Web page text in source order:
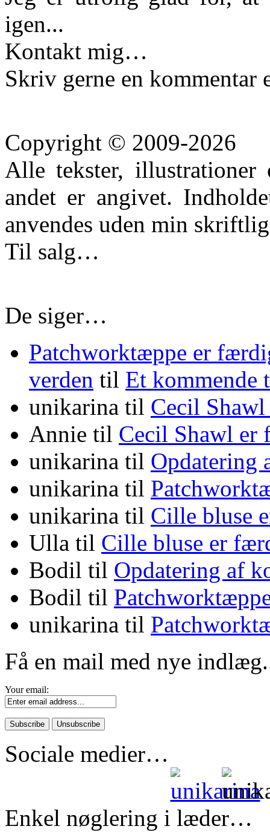
igen...
Kontakt mig…
Skriv gerne en kommentar
Copyright © 2009-2026
Alle tekster, illustrationer
andet er angivet.
anvendes uden min
Til salg…
De siger…
Patchworktæppe er
verden til Et
unikarina til Cecil
Annie til Cecil Shawl
unikarina til
unikarina til
unikarina til Cille bluse
Ulla til Cille bluse er
Bodil til Opdatering af
Bodil til
unikarina til
Få en mail med nye
Your email:
Sociale medier…
Enkel nøglering i læder…